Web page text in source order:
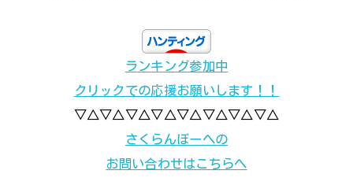
ランキング参加中
クリックでの応援お願いします！！
▽△▽△▽△▽△▽△▽△▽△▽△
さくらんぼーへの
お問い合わせはこちらへ